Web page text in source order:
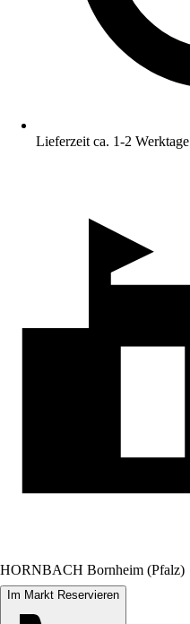
Lieferzeit ca. 1-2 Werktage
HORNBACH Bornheim (Pfalz)
Im Markt Reservieren